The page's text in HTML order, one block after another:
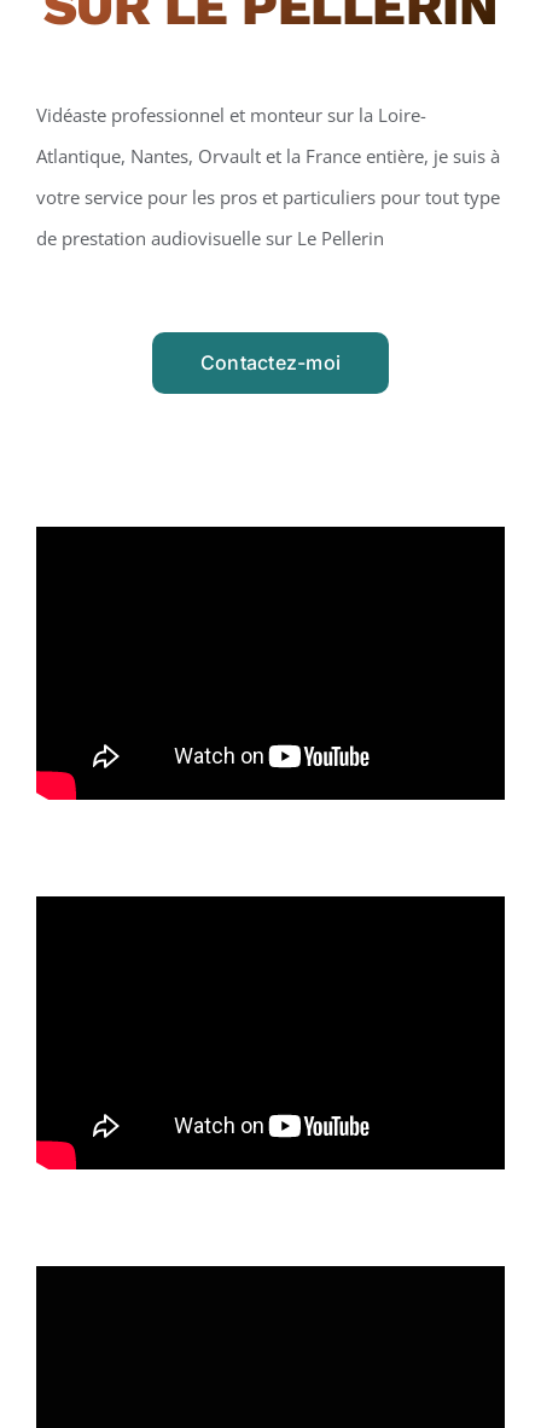
Vidéaste professionnel et monteur sur la Loire-
Atlantique, Nantes, Orvault et la France entière, je suis à
votre service pour les pros et particuliers pour tout type
de prestation audiovisuelle sur Le Pellerin
Contactez-moi